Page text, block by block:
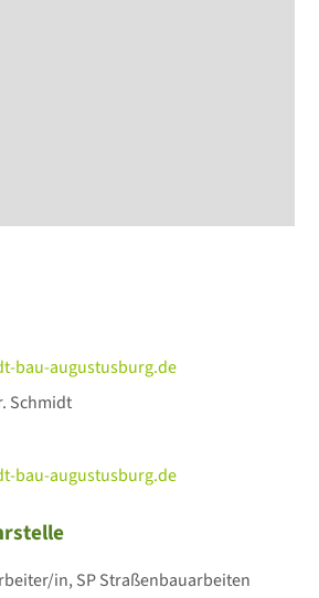
bau-augustusburg.de
Schmidt
bau-augustusburg.de
in, SP Straßenbauarbeiten